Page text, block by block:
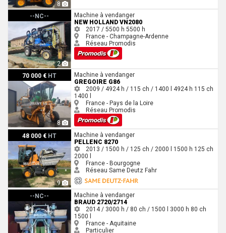
8
--NC--
2
New Holland VN2080
Machine à vendanger
NEW HOLLAND VN2080
2017 / 5500 h 5500 h
France - Champagne-Ardenne
Réseau Promodis
70 000 € HT
8
Gregoire g86
Machine à vendanger
GREGOIRE G86
2009 / 4924 h / 115 ch / 1400 l 4924 h 115 ch
1400 l
France - Pays de la Loire
Réseau Promodis
48 000 € HT
9
Pellenc 8270
Machine à vendanger
PELLENC 8270
2013 / 1500 h / 125 ch / 2000 l 1500 h 125 ch
2000 l
France - Bourgogne
Réseau Same Deutz Fahr
--NC--
Braud 2720/2714
Machine à vendanger
BRAUD 2720/2714
2014 / 3000 h / 80 ch / 1500 l 3000 h 80 ch
1500 l
France - Aquitaine
Particulier